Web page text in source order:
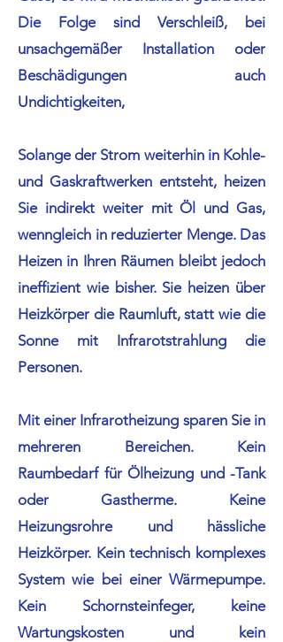
Die Folge sind Verschleiß, bei
unsachgemäßer Installation oder
Beschädigungen auch
Undichtigkeiten,
Solange der Strom weiterhin in Kohle-
und Gaskraftwerken entsteht, heizen
Sie indirekt weiter mit Öl und Gas,
wenngleich in reduzierter Menge. Das
Heizen in Ihren Räumen bleibt jedoch
ineffizient wie bisher. Sie heizen über
Heizkörper die Raumluft, statt wie die
Sonne mit Infrarotstrahlung die
Personen.
Mit einer Infrarotheizung sparen Sie in
mehreren Bereichen. Kein
Raumbedarf für Ölheizung und -Tank
oder Gastherme. Keine
Heizungsrohre und hässliche
Heizkörper. Kein technisch komplexes
System wie bei einer Wärmepumpe.
Kein Schornsteinfeger, keine
Wartungskosten und kein